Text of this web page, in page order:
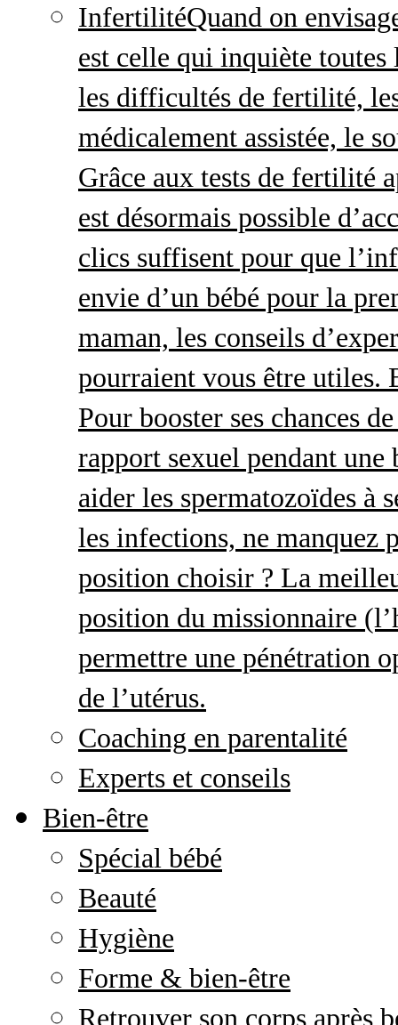
InfertilitéQuand on
est celle qui inquiète
les difficultés de fertilité,
médicalement assistée, le
Grâce aux tests de fertilité
est désormais possible
clics suffisent pour que
envie d’un bébé pour la
maman, les conseils
pourraient vous être utiles.
Pour booster ses chances
rapport sexuel pendant
aider les spermatozoïdes à
les infections, ne manquez
position choisir ? La
position du missionnaire
permettre une pénétration
de l’utérus.
Coaching en parentalité
Experts et conseils
Bien-être
Spécial bébé
Beauté
Hygiène
Forme & bien-être
Retrouver son corps après